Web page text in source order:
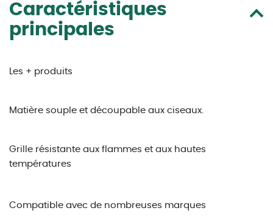
Caractéristiques
principales
Les + produits
Matière souple et découpable aux ciseaux.
Grille résistante aux flammes et aux hautes
températures
Compatible avec de nombreuses marques